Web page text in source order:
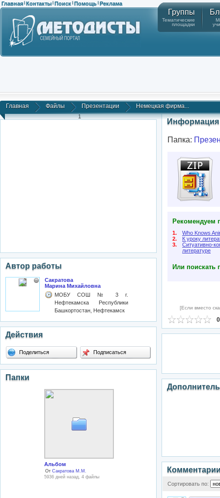
Главная | Контакты | Поиск | Помощь | Реклама
Группы
Тематические
площадки
Главная Файлы Презентации Немецкая фирма...
1
Автор работы
Сакратова
Марина Михайловна
МОБУ СОШ № 3 г.
Нефтекамска Республики
Башкортостан, Нефтекамск
Действия
Поделиться Подписаться
Папки
Альбом
От Сакратова М.М.
5936 дней назад, 4 файлы
Информация
Папка:
Рекомендуем
1.
Who Knows
2.
К уроку
3.
Ситуативно-
литературе
Или поискать
[Если вместо
Сортировать по: